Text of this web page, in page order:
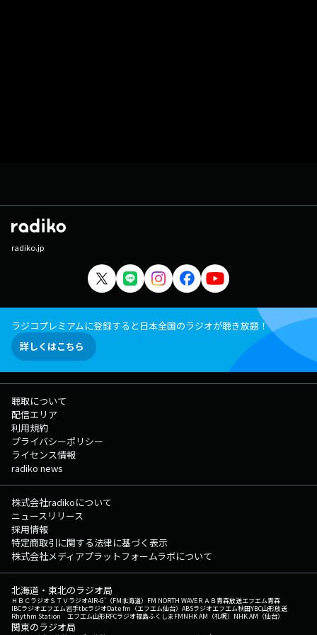
radiko.jp
ラジコプレミアムに登録すると日本全国のラジオが聴き放題！
詳しくはこちら
聴取について
配信エリア
利用規約
プライバシーポリシー
ライセンス情報
radiko news
株式会社radikoについて
ニュースリリース
採用情報
特定商取引に関する法律に基づく表示
株式会社メディアプラットフォームラボについて
北海道・東北のラジオ局
ＨＢＣラジオＳＴＶラジオAIR-G'（FM北海道） FM NORTH WAVEＲＡＢ青森放送エフエム青森
IBCラジオエフエム岩手tbcラジオDate fm（エフエム仙台） ABSラジオエフエム秋田YBC山形放送
Rhythm Station エフエム山形RFCラジオ福島ふくしまFMNHK AM（札幌） NHK AM（仙台）
関東のラジオ局